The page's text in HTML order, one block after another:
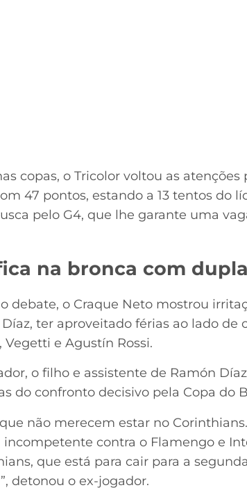
copas, o Tricolor voltou as atenções
47 pontos, estando a 13 tentos do
pelo G4, que lhe garante uma
na bronca com
debate, o Craque Neto mostrou
ter aproveitado férias ao lado
Vegetti e Agustín Rossi.
o filho e assistente de Ramón
do confronto decisivo pela Copa do
que não merecem estar no
incompetente contra o Flamengo e
que está para cair para a
detonou o ex-jogador.